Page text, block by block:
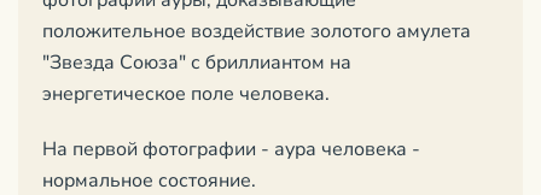
положительное воздействие золотого амулета
"Звезда Союза" с бриллиантом на
энергетическое поле человека.
На первой фотографии - аура человека -
нормальное состояние.